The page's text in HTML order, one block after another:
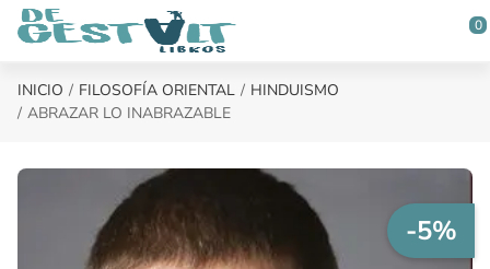
Saltar al contenido principal
0
INICIO FILOSOFÍA ORIENTAL
HINDUISMO
ABRAZAR LO INABRAZABLE
-5%